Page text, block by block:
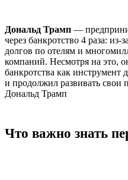
Дональд Трамп —
через банкротство 4 раза:
долгов по отелям и
компаний. Несмотря на это,
банкротства как инструмент
и продолжил развивать свои
Дональд Трамп
Что важно знать